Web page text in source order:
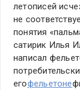
летописей
не
понятия
сатирик Илья
написал
егофельетоне